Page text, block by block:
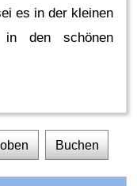
es in der kleinen
den schönen
Buchen